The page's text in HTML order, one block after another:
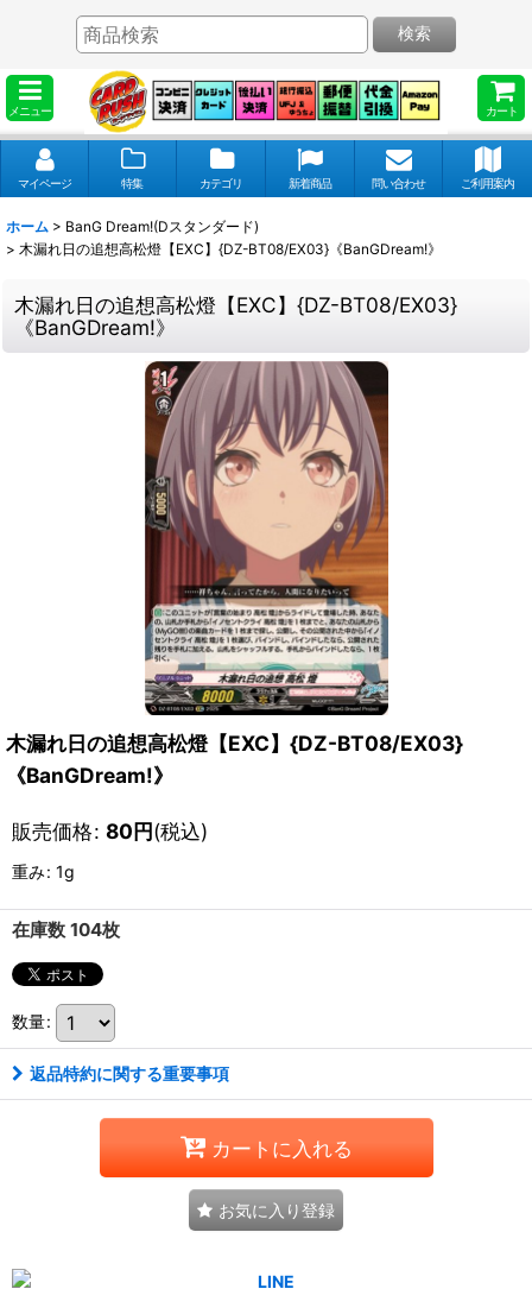
メニュー カート
検索
マイページ 特集 カテゴリ 新着商品 問い合わせ ご利用案内
ホーム > BanG Dream!(Dスタンダード)
> 木漏れ日の追想高松燈【EXC】{DZ-BT08/EX03}《BanGDream!》
木漏れ日の追想高松燈【EXC】{DZ-BT08/EX03}
《BanGDream!》
木漏れ日の追想高松燈【EXC】{DZ-BT08/EX03}
《BanGDream!》
販売価格: 80円(税込)
重み: 1g
在庫数 104枚
数量:
返品特約に関する重要事項
カートに入れる
お気に入り登録